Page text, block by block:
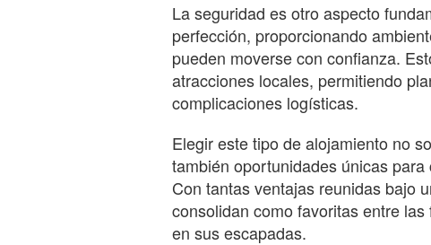
La seguridad es otro aspecto
perfección, proporcionando
pueden moverse con confianza.
atracciones locales, permitiendo
complicaciones logísticas.
Elegir este tipo de alojamiento no
también oportunidades únicas
Con tantas ventajas reunidas bajo
consolidan como favoritas entre
en sus escapadas.